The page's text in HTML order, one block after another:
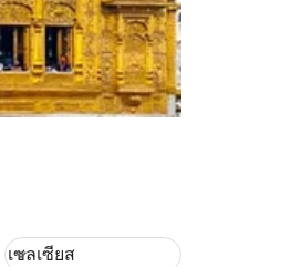
Weather unit option เซลเซียส
เซลเซียส
keyboard_arrow_down